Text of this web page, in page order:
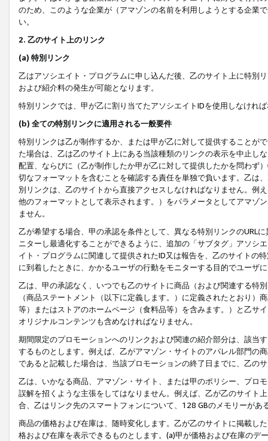
のため、このような企業が（アマゾンの名前を利用しようとする企業
い。
2. 乙のサイト上のリンク
(a) 特別リンク
乙はアソシエイト・プログラムに申し込んだ後、乙のサイト上に特別
および紹介料の発生が可能となります。
特別リンクでは、甲が乙に割り当てたアソシエイトIDを使用しなけれ
(b) 全ての特別リンクに適用される一般要件
特別リンクは乙が制作するか、または甲が乙に対して提供することが
た場合は、乙は乙のサイト上にある当該種類のリンクの表示を中止し
配置、ならびに（乙が制作したか甲が乙に対して提供したかを問わず
切なフォーマットを含むことを確認する責任を単独で負います。乙は
別リンクは、乙のサイトから直接アクセスしなければなりません。例
他のフォーマットとして表示されます。）をパラメータとしてアマゾ
ません。
乙が希望する場合、甲の承認を条件として、異なる特別リンクのURL
ニターし最適化することができるように、追加の「サブタグ」アソシ
イト・プログラムに関連して提供されたID又は報告を、乙のサイトの
に到着したときに、かかるユーザの行動をモニターする目的でユーザ
乙は、甲の承認なく、いつでも乙のサイトに商品（および関連する特
（商品ステートメント（以下に定義します。）に定義されたとおり
等）またはストアのホームページ（食料品等）を含みます。）と乙サ
オリジナルコンテンツも含めなければなりません。
期間限定のプロモーションへのリンクおよび関連の紹介部分は、該当
するものとします。例えば、乙がアマゾン・サイトのアパレル部門の
であると記載した場合は、当該プロモーションの終了日までに、乙の
乙は、いかなる商品、アマゾン・サイト、または甲のポリシー、プロ
誤解を招くような主張をしてはなりません。例えば、乙が乙のサイト
合、乙はリンク先のスマートフォンについて、128 GBのメモリーがあ
商品の価格および在庫は、随時変化します。乙が乙のサイトに掲載し
格および在庫を表示できるものとします。(a)甲が価格および在庫の